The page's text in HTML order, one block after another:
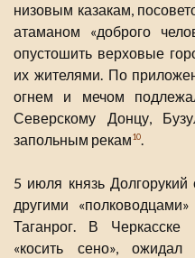
низовым казакам,
атаманом «доброго
опустошить верховые
их жителями. По
огнем и мечом
Северскому Донцу,
запольным рекам10.
5 июля князь
другими
Таганрог. В Черкасске
«косить сено»,